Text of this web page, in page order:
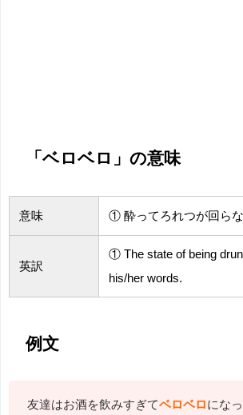
「ベロベロ」の意味
意味 ① 酔ってろれつが回らな
英訳
① The state of being
his/her words.
例文
友達はお酒を飲みすぎてベロベロになっ